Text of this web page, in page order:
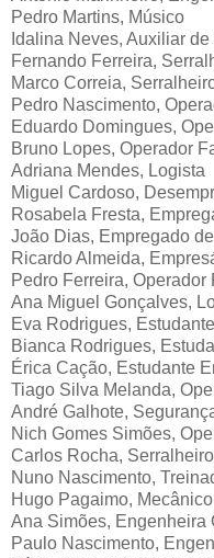
Pedro Martins, Músico
Idalina Neves, Auxiliar
Fernando Ferreira,
Marco Correia,
Pedro Nascimento,
Eduardo Domingues,
Bruno Lopes, Operador
Adriana Mendes, Logista
Miguel Cardoso,
Rosabela Fresta,
João Dias, Empregado
Ricardo Almeida,
Pedro Ferreira, Operador
Ana Miguel Gonçalves,
Eva Rodrigues,
Bianca Rodrigues,
Érica Cação, Estudante
Tiago Silva Melanda,
André Galhote,
Nich Gomes Simões,
Carlos Rocha,
Nuno Nascimento,
Hugo Pagaimo, Mecânico
Ana Simões, Engenheira
Paulo Nascimento,